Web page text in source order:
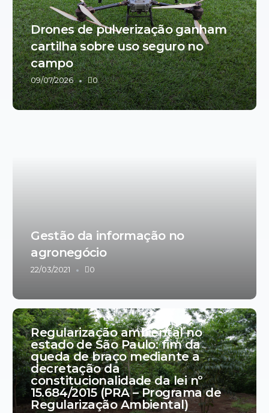
Drones de pulverização ganham
cartilha sobre uso seguro no
campo
09/07/2026 0
Gestão da informação no
agronegócio
22/03/2021 0
Regularização ambiental no
estado de São Paulo: fim da
queda de braço mediante a
decretação da
constitucionalidade da lei nº
15.684/2015 (PRA – Programa de
Regularização Ambiental)